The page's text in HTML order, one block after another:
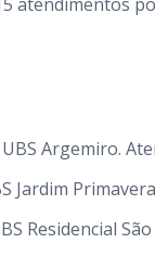
Argemiro.
Jardim
Residencial